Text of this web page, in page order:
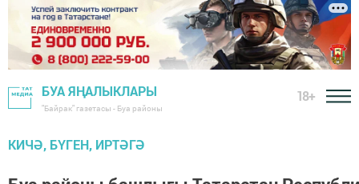
БУА ЯҢАЛЫКЛАРЫ
"Байрак" газетасы - Буа районы
18+
КИЧӘ, БҮГЕН, ИРТӘГӘ